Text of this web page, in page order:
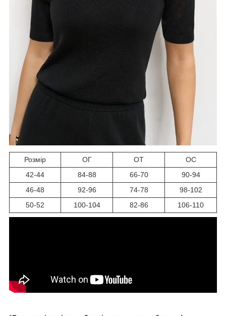
Розмір ОГ ОТ
ОС
42-44
84-88 66-70
90-94
46-48
92-96 74-78
98-102
50-52
100-104 82-86 106-110